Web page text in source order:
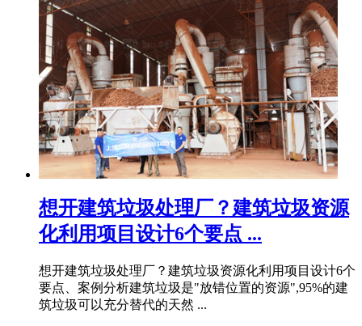
想开建筑垃圾处理厂？建筑垃圾资源
化利用项目设计6个要点 ...
想开建筑垃圾处理厂？建筑垃圾资源化利用项目设计6个
要点、案例分析建筑垃圾是"放错位置的资源",95%的建
筑垃圾可以充分替代的天然 ...